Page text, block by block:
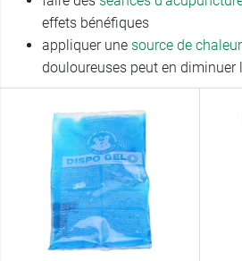
effets bénéfiques
appliquer une source de chaleur
douloureuses peut en diminuer